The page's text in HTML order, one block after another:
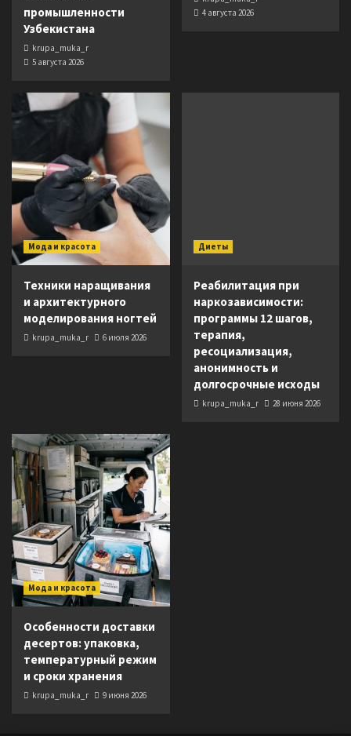
промышленности
Узбекистана
krupa_muka_r
5 августа 2026
4 августа 2026
Мода и красота
Техники наращивания
и архитектурного
моделирования ногтей
krupa_muka_r 6 июля 2026
Диеты
Реабилитация при
наркозависимости:
программы 12 шагов,
терапия,
ресоциализация,
анонимность и
долгосрочные исходы
krupa_muka_r 28 июня 2026
Мода и красота
Особенности доставки
десертов: упаковка,
температурный режим
и сроки хранения
krupa_muka_r 9 июня 2026